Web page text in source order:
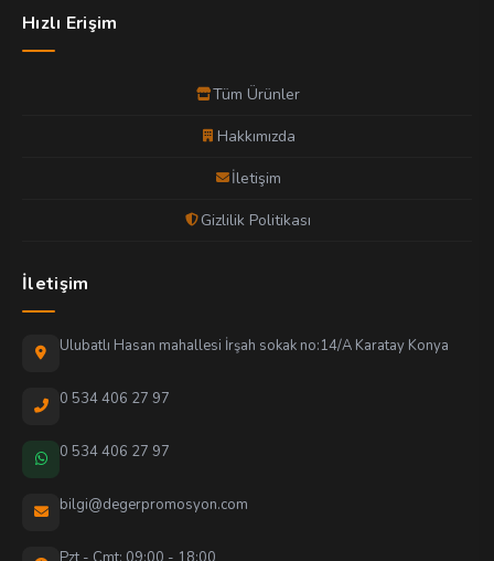
Hızlı Erişim
Tüm Ürünler
Hakkımızda
İletişim
Gizlilik Politikası
İletişim
Ulubatlı Hasan mahallesi İrşah sokak no:14/A Karatay Konya
0 534 406 27 97
0 534 406 27 97
bilgi@degerpromosyon.com